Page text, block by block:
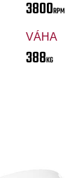
3800RPM
VÁHA
388KG